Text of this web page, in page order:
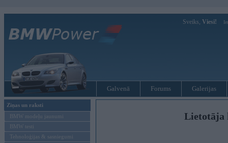
Sveiks, Viesi!
Galvenā Forums Galerijas
Ziņas un raksti
BMW modeļu jaunumi
BMW testi
Tehnoloģijas & sasniegumi
Lietotāja